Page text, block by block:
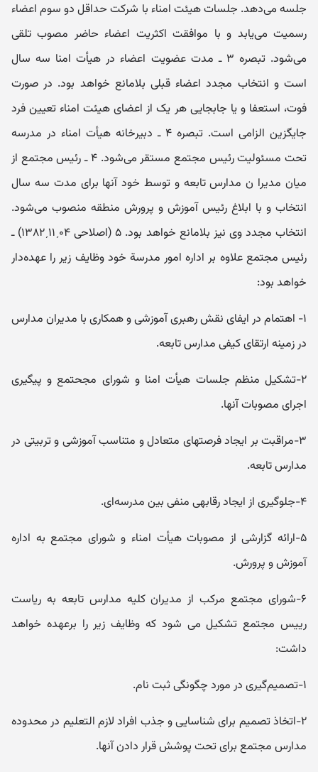
جلسه می‌دهد. جلسات هیئت امناء با شرکت حداقل دو سوم اعضاء
رسمیت می‌یابد و با موافقت اکثریت اعضاء حاضر مصوب تلقی
می‌شود. تبصره ۳ ـ مدت عضویت اعضاء در هیأت امنا سه سال
است و انتخاب مجدد اعضاء قبلی بلامانع خواهد بود. در صورت
فوت، استعفا و یا جابجایی هر یک از اعضای هیئت امناء تعیین فرد
جایگزین الزامی است. تبصره ۴ ـ دبیرخانه هیأت امناء در مدرسه
تحت مسئولیت رئیس مجتمع مستقر می‌شود. ۴ ـ رئیس مجتمع از
میان مدیرا ن مدارس تابعه و توسط خود آنها برای مدت سه سال
انتخاب و با ابلاغ رئیس آموزش و پرورش منطقه منصوب می‌شود.
انتخاب مجدد وی نیز بلامانع خواهد بود. ۵ (اصلاحی ۰۴ˏ۱۱ˏ۱۳۸۲) ـ
رئیس مجتمع علاوه بر اداره امور مدرسة خود وظایف زیر را عهده‌دار
خواهد بود:
۱- اهتمام در ایفای نقش رهبری آموزشی و همکاری با مدیران مدارس
در زمینه ارتقای کیفی مدارس تابعه.
۲-تشکیل منظم جلسات هیأت امنا و شورای مجحتمع و پیگیری
اجرای مصوبات آنها.
۳-مراقبت بر ایجاد فرصتهای متعادل و متناسب آموزشی و تربیتی در
مدارس تابعه.
۴-جلوگیری از ایجاد رقابهی منفی بین مدرسه‌ای.
۵-ارائه گزارشی از مصوبات هیأت امناء و شورای مجتمع به اداره
آموزش و پرورش.
۶-شورای مجتمع مرکب از مدیران کلیه مدارس تابعه به ریاست
رییس مجتمع تشکیل می شود که وظایف زیر را برعهده خواهد
داشت:
۱-تصمیم‌گیری در مورد چگونگی ثبت نام.
۲-اتخاذ تصمیم برای شناسایی و جذب افراد لازم التعلیم در محدوده
مدارس مجتمع برای تحت پوشش قرار دادن آنها.